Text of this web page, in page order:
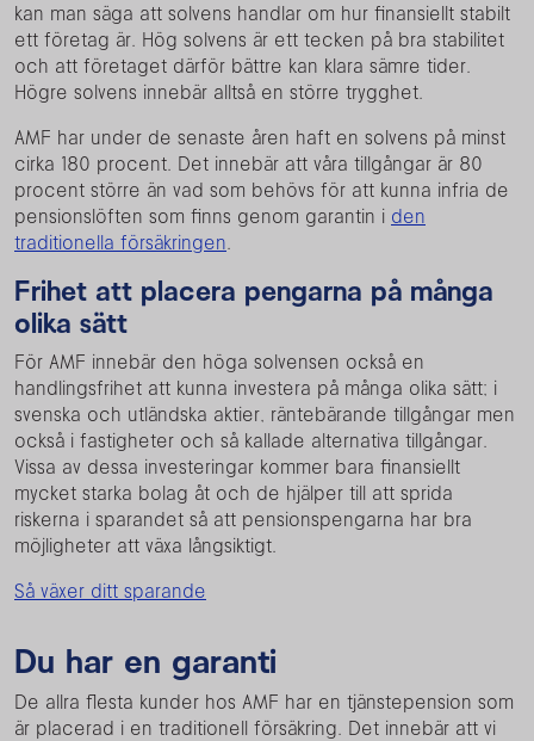
kan man säga att solvens handlar om hur finansiellt stabilt
ett företag är. Hög solvens är ett tecken på bra stabilitet
och att företaget därför bättre kan klara sämre tider.
Högre solvens innebär alltså en större trygghet.
AMF har under de senaste åren haft en solvens på minst
cirka 180 procent. Det innebär att våra tillgångar är 80
procent större än vad som behövs för att kunna infria de
pensionslöften som finns genom garantin i den
traditionella försäkringen.
Frihet att placera pengarna på många
olika sätt
För AMF innebär den höga solvensen också en
handlingsfrihet att kunna investera på många olika sätt; i
svenska och utländska aktier, räntebärande tillgångar men
också i fastigheter och så kallade alternativa tillgångar.
Vissa av dessa investeringar kommer bara finansiellt
mycket starka bolag åt och de hjälper till att sprida
riskerna i sparandet så att pensionspengarna har bra
möjligheter att växa långsiktigt.
Så växer ditt sparande
Du har en garanti
De allra flesta kunder hos AMF har en tjänstepension som
är placerad i en traditionell försäkring. Det innebär att vi